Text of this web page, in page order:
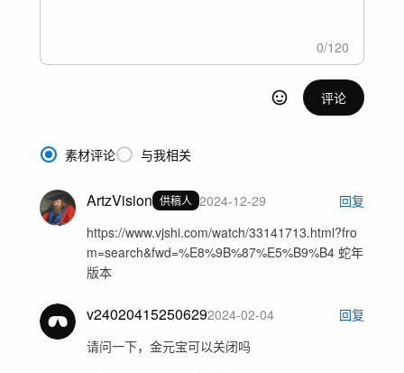
0/120
评论
素材评论 与我相关
ArtzVision 供稿人 2024-12-29
回复
https://www.vjshi.com/watch/33141713.html?fro
m=search&fwd=%E8%9B%87%E5%B9%B4 蛇年
版本
v240204152506292024-02-04
回复
请问一下，金元宝可以关闭吗